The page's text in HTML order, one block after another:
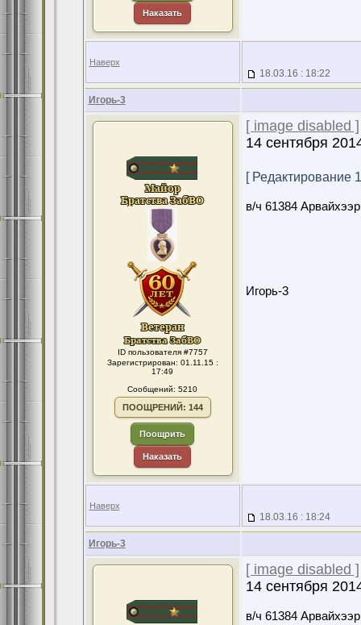
Наказать
Наверх
18.03.16 : 18:22
Игорь-3
ID пользователя #7757
Зарегистрирован: 01.11.15 :
17:49
Сообщений: 5210
ПООЩРЕНИЙ: 144
Поощрить
Наказать
[ image disabled ]
14 сентября
[ Редактирование
в/ч 61384
Игорь-3
Наверх
18.03.16 : 18:24
Игорь-3
[ image disabled ]
14 сентября
в/ч 61384